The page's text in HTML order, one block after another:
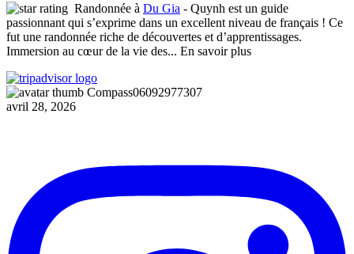
Randonnée à Du Gia - Quynh est un guide
passionnant qui s’exprime dans un excellent niveau de français ! Ce
fut une randonnée riche de découvertes et d’apprentissages.
Immersion au cœur de la vie des... En savoir plus
Compass06092977307
avril 28, 2026